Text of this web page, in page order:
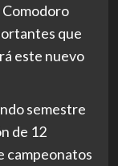
Comodoro
que
este nuevo
semestre
de 12
campeonatos